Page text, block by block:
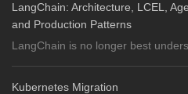
LangChain: Architecture, LCEL,
and Production Patterns
LangChain is no longer best
Kubernetes Migration